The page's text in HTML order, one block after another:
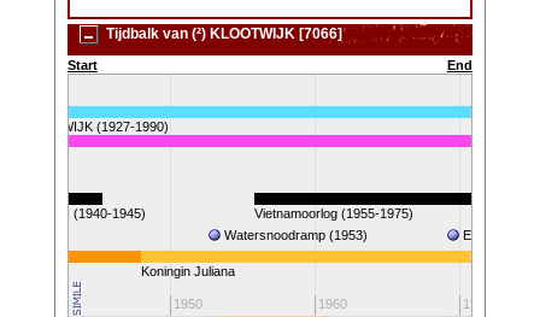
Tijdbalk van (²) KLOOTWIJK [7066]
Start End
1950 1960 1970
Eerste stap
Vietnamoorlog (1955-1975)
Watersnoodramp (1953)
Koningin Juliana
W.O. II (1940-1945)
KLOOTWIJK (1927-1990)